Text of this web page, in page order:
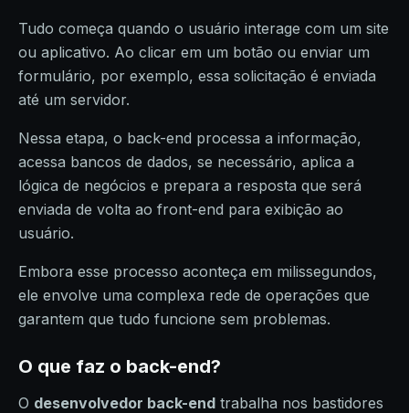
Tudo começa quando o usuário interage com um site
ou aplicativo. Ao clicar em um botão ou enviar um
formulário, por exemplo, essa solicitação é enviada
até um servidor.
Nessa etapa, o back-end processa a informação,
acessa bancos de dados, se necessário, aplica a
lógica de negócios e prepara a resposta que será
enviada de volta ao front-end para exibição ao
usuário.
Embora esse processo aconteça em milissegundos,
ele envolve uma complexa rede de operações que
garantem que tudo funcione sem problemas.
O que faz o back-end?
O desenvolvedor back-end trabalha nos bastidores